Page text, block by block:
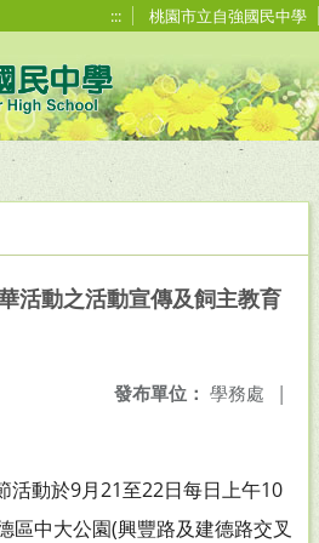
::: 桃園市立自強國民中學
活動之活動宣傳及飼主教育
發布單位： 學務處 |
活動於9月21至22日每日上午10
區中大公園(興豐路及建德路交叉